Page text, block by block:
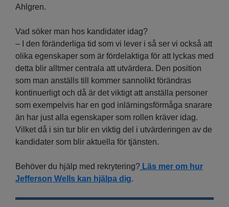
Ahlgren.
Vad söker man hos kandidater idag?
– I den föränderliga tid som vi lever i så ser vi också att
olika egenskaper som är fördelaktiga för att lyckas med
detta blir alltmer centrala att utvärdera. Den position
som man anställs till kommer sannolikt förändras
kontinuerligt och då är det viktigt att anställa personer
som exempelvis har en god inlärningsförmåga snarare
än har just alla egenskaper som rollen kräver idag.
Vilket då i sin tur blir en viktig del i utvärderingen av de
kandidater som blir aktuella för tjänsten.
Behöver du hjälp med rekrytering? Läs mer om hur
Jefferson Wells kan hjälpa dig.